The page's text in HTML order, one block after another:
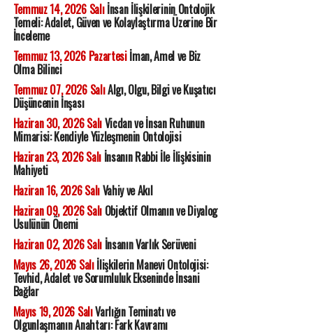
Temmuz 14, 2026 Salıİnsan İlişkilerinin Ontolojik
Temeli: Adalet, Güven ve Kolaylaştırma Üzerine Bir
İnceleme
Temmuz 13, 2026 Pazartesiİman, Amel ve Biz
Olma Bilinci
Temmuz 07, 2026 SalıAlgı, Olgu, Bilgi ve Kuşatıcı
Düşüncenin İnşası
Haziran 30, 2026 SalıVicdan ve İnsan Ruhunun
Mimarisi: Kendiyle Yüzleşmenin Ontolojisi
Haziran 23, 2026 Salıİnsanın Rabbi İle İlişkisinin
Mahiyeti
Haziran 16, 2026 SalıVahiy ve Akıl
Haziran 09, 2026 SalıObjektif Olmanın ve Diyalog
Usulünün Önemi
Haziran 02, 2026 Salıİnsanın Varlık Serüveni
Mayıs 26, 2026 Salıİlişkilerin Manevi Ontolojisi:
Tevhid, Adalet ve Sorumluluk Ekseninde İnsani
Bağlar
Mayıs 19, 2026 SalıVarlığın Teminatı ve
Olgunlaşmanın Anahtarı: Fark Kavramı